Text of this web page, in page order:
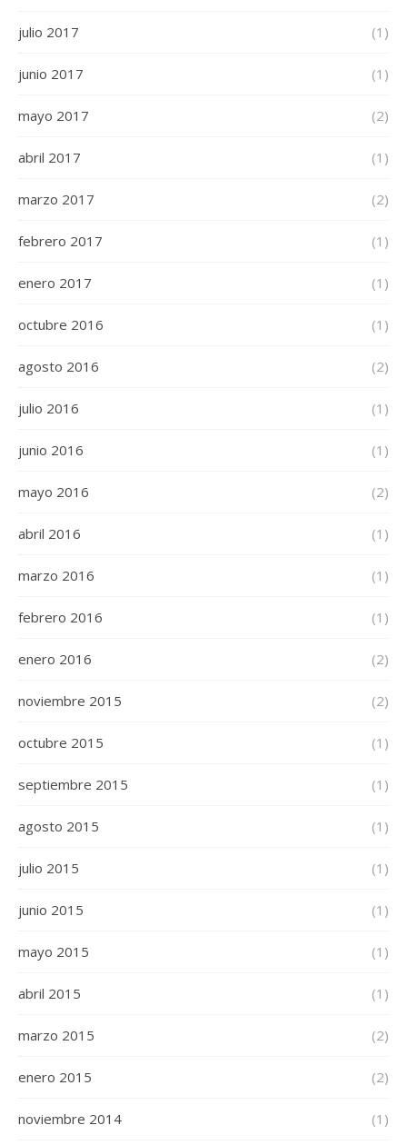
julio 2017 (1)
junio 2017 (1)
mayo 2017 (2)
abril 2017 (1)
marzo 2017 (2)
febrero 2017 (1)
enero 2017 (1)
octubre 2016 (1)
agosto 2016 (2)
julio 2016 (1)
junio 2016 (1)
mayo 2016 (2)
abril 2016 (1)
marzo 2016 (1)
febrero 2016 (1)
enero 2016 (2)
noviembre 2015 (2)
octubre 2015 (1)
septiembre 2015 (1)
agosto 2015 (1)
julio 2015 (1)
junio 2015 (1)
mayo 2015 (1)
abril 2015 (1)
marzo 2015 (2)
enero 2015 (2)
noviembre 2014 (1)